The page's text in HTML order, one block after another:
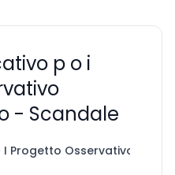
p o i
- Scandale
I Progetto Osservativo